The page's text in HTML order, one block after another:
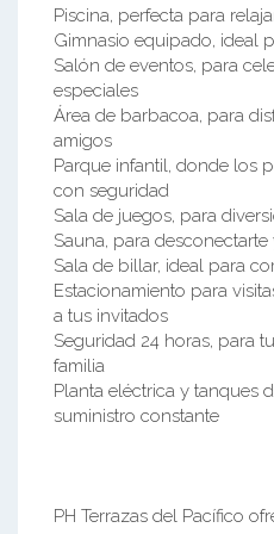
Piscina, perfecta para
Gimnasio equipado, ideal
Salón de eventos, para
especiales
Área de barbacoa, para
amigos
Parque infantil, donde los
con seguridad
Sala de juegos, para
Sauna, para desconectarte
Sala de billar, ideal para
Estacionamiento para
a tus invitados
Seguridad 24 horas, para
familia
Planta eléctrica y tanques
suministro constante
PH Terrazas del Pacífico